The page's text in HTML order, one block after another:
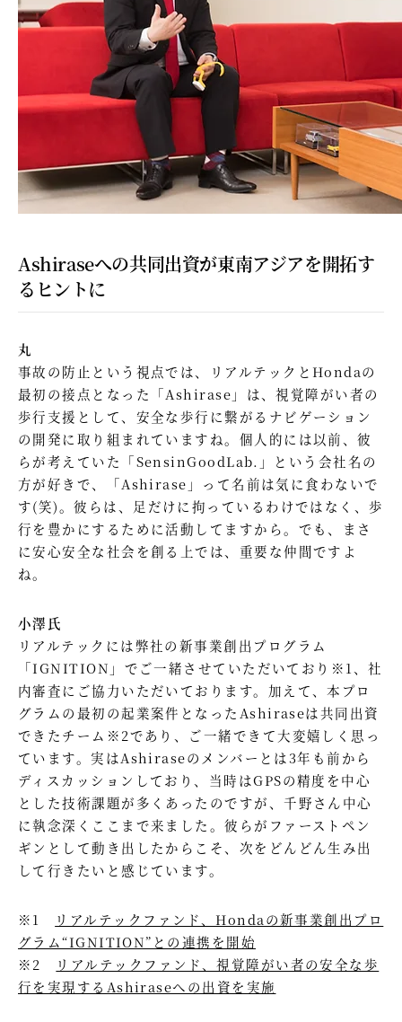
Ashiraseへの共同出資が東南アジアを開拓す
るヒントに
丸
事故の防止という視点では、リアルテックとHondaの
最初の接点となった「Ashirase」は、視覚障がい者の
歩行支援として、安全な歩行に繋がるナビゲーション
の開発に取り組まれていますね。個人的には以前、彼
らが考えていた「SensinGoodLab.」という会社名の
方が好きで、「Ashirase」って名前は気に食わないで
す(笑)。彼らは、足だけに拘っているわけではなく、歩
行を豊かにするために活動してますから。でも、まさ
に安心安全な社会を創る上では、重要な仲間ですよ
ね。
小澤氏
リアルテックには弊社の新事業創出プログラム
「IGNITION」でご一緒させていただいており※1、社
内審査にご協力いただいております。加えて、本プロ
グラムの最初の起業案件となったAshiraseは共同出資
できたチーム※2であり、ご一緒できて大変嬉しく思っ
ています。実はAshiraseのメンバーとは3年も前から
ディスカッションしており、当時はGPSの精度を中心
とした技術課題が多くあったのですが、千野さん中心
に執念深くここまで来ました。彼らがファーストペン
ギンとして動き出したからこそ、次をどんどん生み出
して行きたいと感じています。
※1
リアルテックファンド、Hondaの新事業創出プロ
グラム“IGNITION”との連携を開始
※2
リアルテックファンド、視覚障がい者の安全な歩
行を実現するAshiraseへの出資を実施